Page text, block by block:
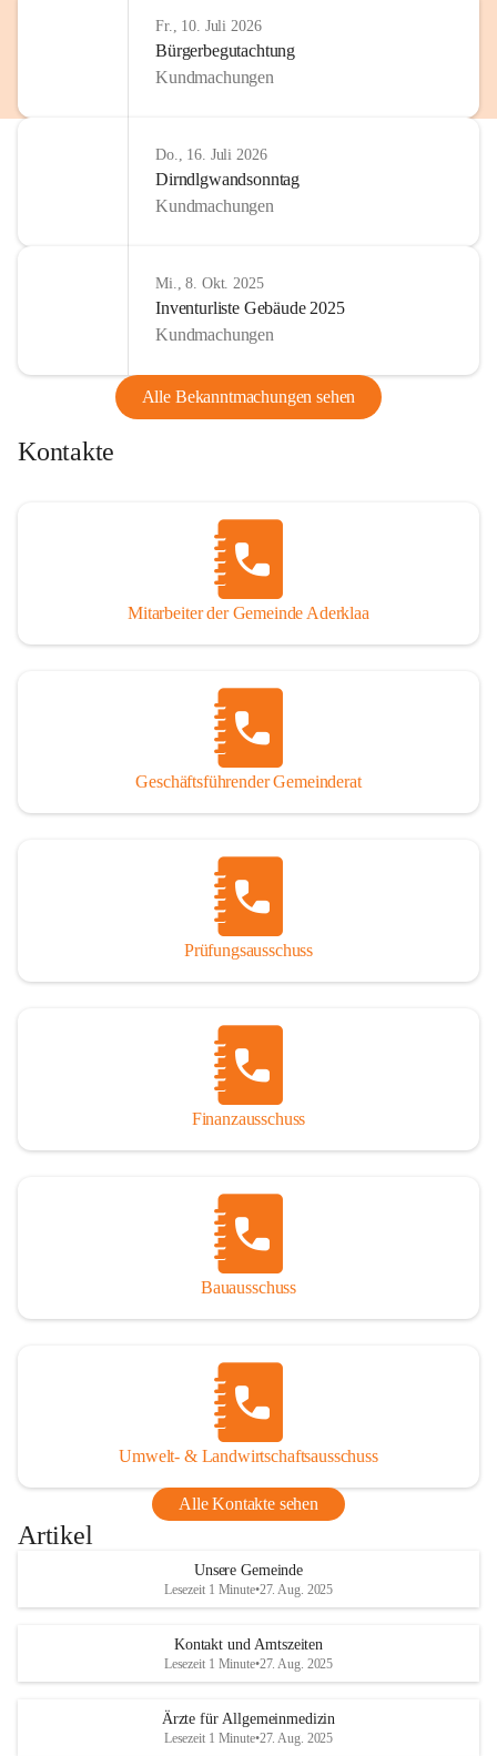
Fr., 10. Juli 2026
Bürgerbegutachtung
Kundmachungen
Do., 16. Juli 2026
Dirndlgwandsonntag
Kundmachungen
Mi., 8. Okt. 2025
Inventurliste Gebäude 2025
Kundmachungen
Alle Bekanntmachungen sehen
Kontakte
Mitarbeiter der Gemeinde Aderklaa
Geschäftsführender Gemeinderat
Prüfungsausschuss
Finanzausschuss
Bauausschuss
Umwelt- & Landwirtschaftsausschuss
Alle Kontakte sehen
Artikel
Unsere Gemeinde
Lesezeit 1 Minute•27. Aug. 2025
Kontakt und Amtszeiten
Lesezeit 1 Minute•27. Aug. 2025
Ärzte für Allgemeinmedizin
Lesezeit 1 Minute•27. Aug. 2025